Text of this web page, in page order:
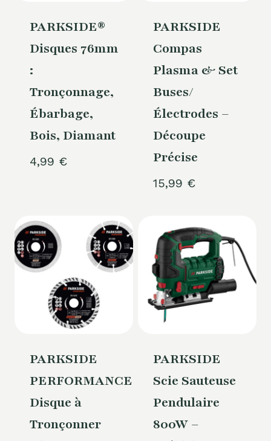
PARKSIDE®
Disques 76mm
:
Tronçonnage,
Ébarbage,
Bois, Diamant
4,99 €
PARKSIDE
Compas
Plasma & Set
Buses/
Électrodes –
Découpe
Précise
15,99 €
PARKSIDE
PERFORMANCE®
Disque à
Tronçonner
PARKSIDE
Scie Sauteuse
Pendulaire
800W –